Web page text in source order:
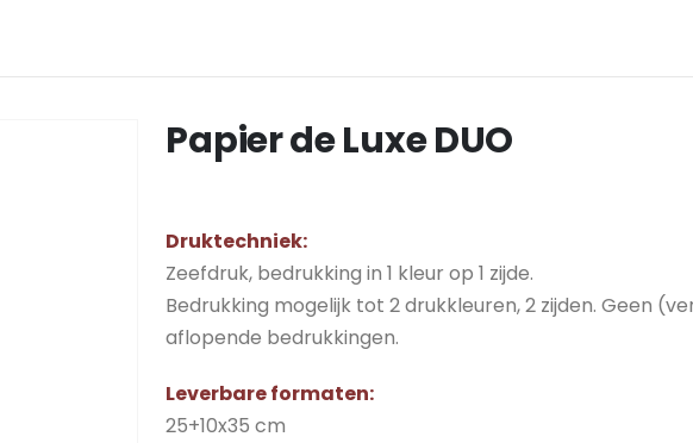
Papier de Luxe DUO
Druktechniek:
Zeefdruk, bedrukking in 1 kleur op 1 zijde.
Bedrukking mogelijk tot 2 drukkleuren, 2 zijden. Geen
aflopende bedrukkingen.
Leverbare formaten:
25+10x35 cm